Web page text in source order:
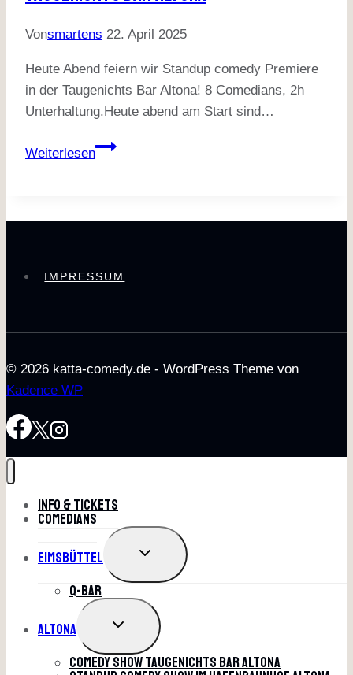
Vonsmartens 22. April 2025
Heute Abend feiern wir Standup comedy Premiere
in der Taugenichts Bar Altona! 8 Comedians, 2h
Unterhaltung.Heute abend am Start sind…
Weiterlesen
Heute
Taugenichts
IMPRESSUM
© 2026 katta-comedy.de - WordPress Theme von
Kadence WP
Info & Tickets
Comedians
Eimsbüttel UNTERMENÜ
UMSCHALTEN
Q-Bar
Altona UNTERMENÜ
UMSCHALTEN
Comedy Show Taugenichts Bar Altona